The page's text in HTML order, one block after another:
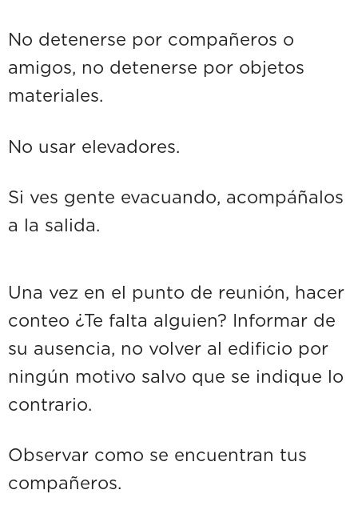
No detenerse por compañeros o
amigos, no detenerse por objetos
materiales.
No usar elevadores.
Si ves gente evacuando, acompáñalos
a la salida.
Una vez en el punto de reunión, hacer
conteo ¿Te falta alguien? Informar de
su ausencia, no volver al edificio por
ningún motivo salvo que se indique lo
contrario.
Observar como se encuentran tus
compañeros.